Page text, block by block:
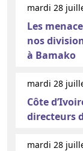
mardi 28
Les
nos
à Bamako
mardi 28
Côte
directeurs
mardi 28